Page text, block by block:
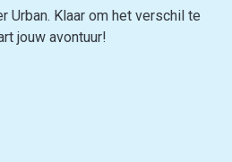
Urban. Klaar om het verschil te
jouw avontuur!